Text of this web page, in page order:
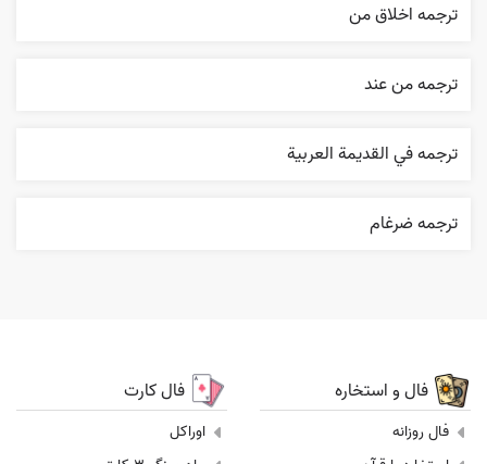
ترجمه اخلاق من
ترجمه من عند
ترجمه في القديمة العربية
ترجمه ضرغام
فال و استخاره
فال روزانه
فال کارت
اوراکل